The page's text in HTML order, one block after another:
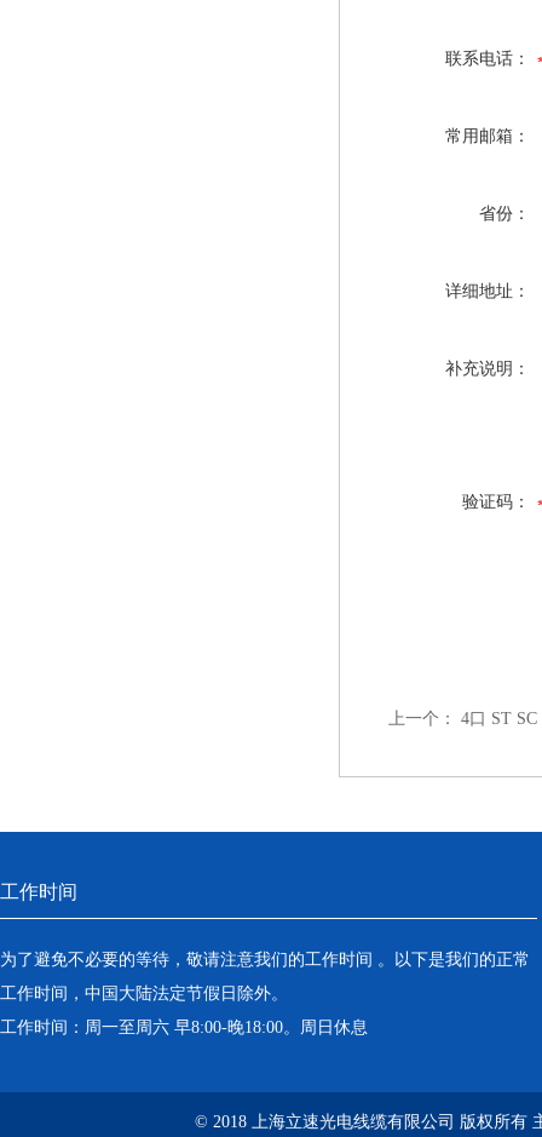
联系电话：
常用邮箱：
省份：
详细地址：
补充说明：
验证码：
上一个： 4口 ST
工作时间
为了避免不必要的等待，敬请注意我们的工作时间 。以下是我们的正常
工作时间，中国大陆法定节假日除外。
工作时间：周一至周六 早8:00-晚18:00。周日休息
© 2018 上海立速光电线缆有限公司 版权所有